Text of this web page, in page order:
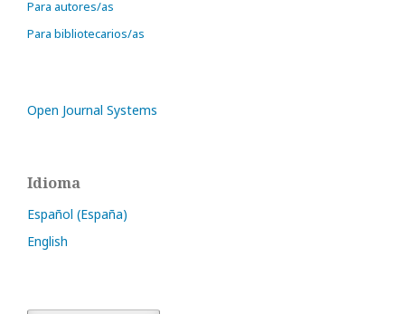
Para autores/as
Para bibliotecarios/as
Open Journal Systems
Idioma
Español (España)
English